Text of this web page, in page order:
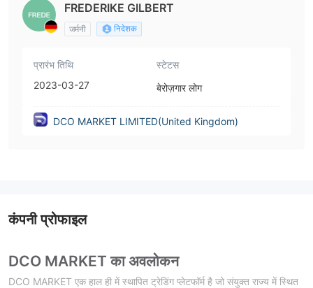
FREDERIKE GILBERT
जर्मनी निदेशक
प्रारंभ तिथि
2023-03-27
स्टेटस
बेरोज़गार लोग
DCO MARKET LIMITED(United Kingdom)
कंपनी प्रोफाइल
DCO MARKET का अवलोकन
DCO MARKET एक हाल ही में स्थापित ट्रेडिंग प्लेटफॉर्म है जो संयुक्त राज्य में स्थित